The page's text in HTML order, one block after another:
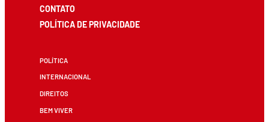
CONTATO
POLÍTICA DE PRIVACIDADE
POLÍTICA
INTERNACIONAL
DIREITOS
BEM VIVER